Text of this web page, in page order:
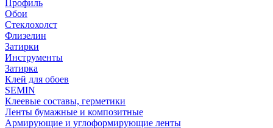
Профиль
Обои
Стеклохолст
Флизелин
Затирки
Инструменты
Затирка
Клей для обоев
SEMIN
Клеевые составы, герметики
Ленты бумажные и композитные
Армирующие и углоформирующие ленты